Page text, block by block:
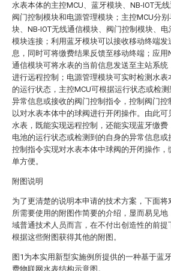
水表本体的主控MCU、蓝牙模块、NB-IOT无线
阀门控制模块和电源管理模块；主控MCU分
块、NB-IOT无线通信模块、阀门控制模块、电
模块连接；利用蓝牙模块可以接收移动终端发
息，同时可将缴费结果反馈至移动终端；应用
通信模块可将水表的当前信息发送至主站系统
进行远程控制；电源管理模块可实时检测水表
的运行状态，主控MCU可根据运行状态或检
异常信息或接收的阀门控制指令，控制阀门控
以对水表本体中的球阀进行开闭操作。由此可
水表，既能实现远程控制，还能实现蓝牙缴费
电池的运行状态或检测到的自身的异常信息或
控制指令实现对水表本体中球阀的开闭操作，
单方便。
附图说明
为了更清楚的说明本申请的技术方案，下面将
所需要使用的附图作简要的介绍，显而易见地
域普通技术人员而言，在不付出创造性的前提
根据这些附图获得其他的附图。
图1为本实用新型实施例所提供的一种基于蓝
费物联网水表结构示意图。